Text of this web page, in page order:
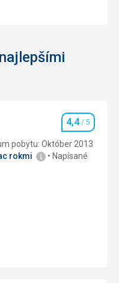
Hodnotenie
4,4/ 5
pobytu: Október 2013
rokmi
Napísané